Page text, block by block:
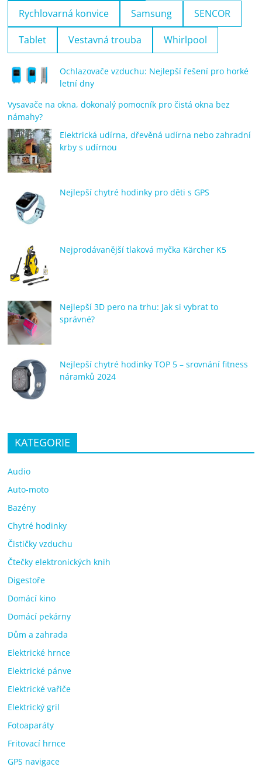
Rychlovarná konvice Samsung SENCOR
Tablet Vestavná trouba Whirlpool
Ochlazovače vzduchu: Nejlepší řešení pro horké
letní dny
Vysavače na okna, dokonalý pomocník pro čistá okna bez
námahy?
Elektrická udírna, dřevěná udírna nebo zahradní
krby s udírnou
Nejlepší chytré hodinky pro děti s GPS
Nejprodávanější tlaková myčka Kärcher K5
Nejlepší 3D pero na trhu: Jak si vybrat to
správné?
Nejlepší chytré hodinky TOP 5 – srovnání fitness
náramků 2024
KATEGORIE
Audio
Auto-moto
Bazény
Chytré hodinky
Čističky vzduchu
Čtečky elektronických knih
Digestoře
Domácí kino
Domácí pekárny
Dům a zahrada
Elektrické hrnce
Elektrické pánve
Elektrické vařiče
Elektrický gril
Fotoaparáty
Fritovací hrnce
GPS navigace